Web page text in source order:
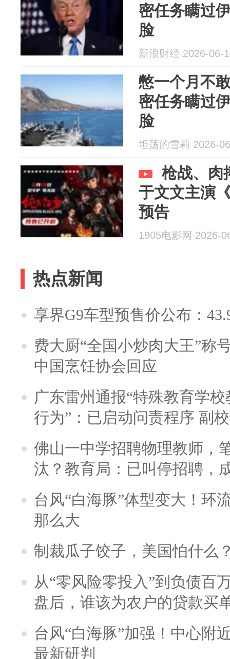
密任务瞒过
脸
新浪财经 2026-06-
憋一个月不
密任务瞒过
脸
坦荡的雪莉 2026-
枪战、
于文文主演
预告
1905电影网 2026-
热点新闻
享界G9车型预售价公布：
费大厨“全国小炒肉大王”称
中国烹饪协会回应
广东雷州通报“特殊教育学
行为”：已启动问责程序 副
佛山一中学招聘物理教师，
汰？教育局：已叫停招聘，
台风“白海豚”体型变大！环
那么大
制裁瓜子饺子，美国怕什么
从“零风险零投入”到负债百
盘后，谁该为农户的贷款买
台风“白海豚”加强！中心附
最新研判